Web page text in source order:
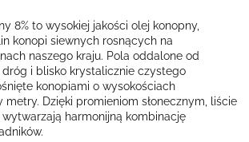
8% to wysokiej jakości olej konopny,
konopi siewnych rosnących na
naszego kraju. Pola oddalone od
dróg i blisko krystalicznie czystego
konopiami o wysokościach
Dzięki promieniom słonecznym, liście
harmonijną kombinację